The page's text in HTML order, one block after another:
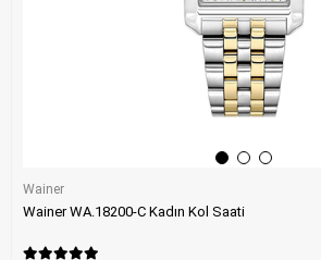
Wainer
Wainer WA.18200-C Kadın Kol Saati